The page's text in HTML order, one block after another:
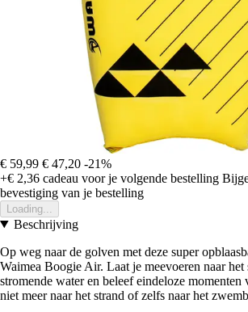
€ 59,99 € 47,20 -21%
+€ 2,36 cadeau voor je volgende bestelling
bevestiging van je bestelling
Loading...
Beschrijving
Op weg naar de golven met deze super
Waimea Boogie Air. Laat je meevoeren naar het
stromende water en beleef eindeloze momenten
niet meer naar het strand of zelfs naar het